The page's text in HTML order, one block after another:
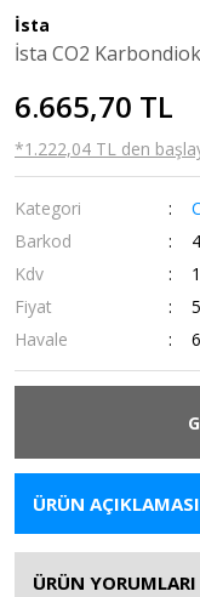
İsta
İsta CO2
6.665,70 TL
*1.222,04 TL den
Kategori
Barkod
Kdv
Fiyat
Havale
ÜRÜN AÇIKLAMASI
ÜRÜN YORUMLARI